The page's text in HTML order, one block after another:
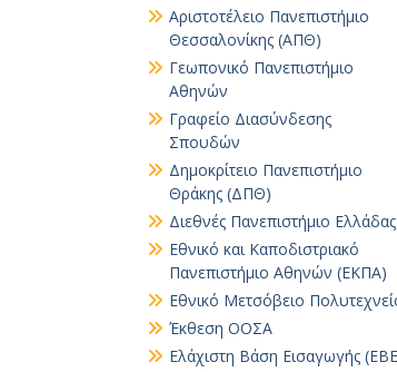
Αριστοτέλειο Πανεπιστήμιο
Θεσσαλονίκης (ΑΠΘ)
Γεωπονικό Πανεπιστήμιο
Αθηνών
Γραφείο Διασύνδεσης
Σπουδών
Δημοκρίτειο Πανεπιστήμιο
Θράκης (ΔΠΘ)
Διεθνές Πανεπιστήμιο Ελλάδας
Εθνικό και Καποδιστριακό
Πανεπιστήμιο Αθηνών (ΕΚΠΑ)
Εθνικό Μετσόβειο
Έκθεση ΟΟΣΑ
Ελάχιστη Βάση Εισαγωγής